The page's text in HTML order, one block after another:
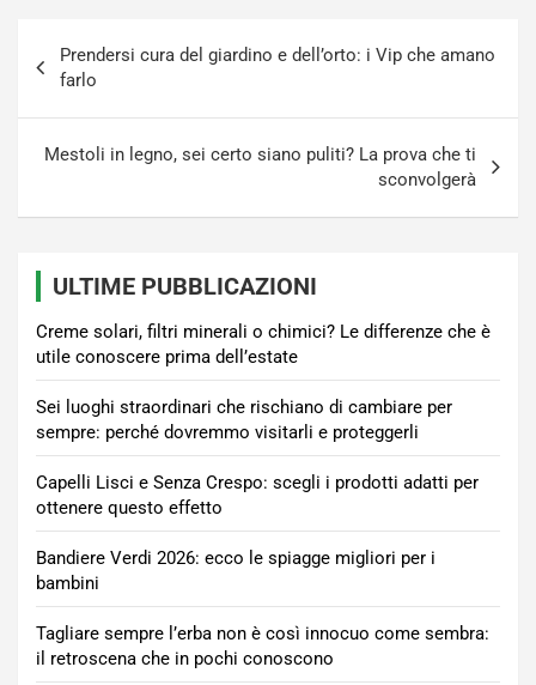
articoli
Prendersi cura del giardino e dell’orto: i Vip che amano
farlo
Mestoli in legno, sei certo siano puliti? La prova che ti
sconvolgerà
ULTIME PUBBLICAZIONI
Creme solari, filtri minerali o chimici? Le differenze che è
utile conoscere prima dell’estate
Sei luoghi straordinari che rischiano di cambiare per
sempre: perché dovremmo visitarli e proteggerli
Capelli Lisci e Senza Crespo: scegli i prodotti adatti per
ottenere questo effetto
Bandiere Verdi 2026: ecco le spiagge migliori per i
bambini
Tagliare sempre l’erba non è così innocuo come sembra:
il retroscena che in pochi conoscono